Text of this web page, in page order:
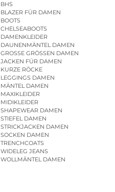
BHS
BLAZER FÜR DAMEN
BOOTS
CHELSEABOOTS
DAMENKLEIDER
DAUNENMÄNTEL DAMEN
GROSSE GRÖSSEN DAMEN
JACKEN FÜR DAMEN
KURZE RÖCKE
LEGGINGS DAMEN
MÄNTEL DAMEN
MAXIKLEIDER
MIDIKLEIDER
SHAPEWEAR DAMEN
STIEFEL DAMEN
STRICKJACKEN DAMEN
SOCKEN DAMEN
TRENCHCOATS
WIDELEG JEANS
WOLLMÄNTEL DAMEN